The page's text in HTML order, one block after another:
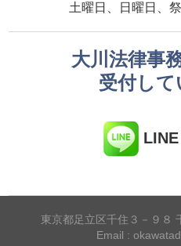
土曜日、日曜日、
大川法律事
受付して
LINE
東京都足立区千住３－９８
Email :